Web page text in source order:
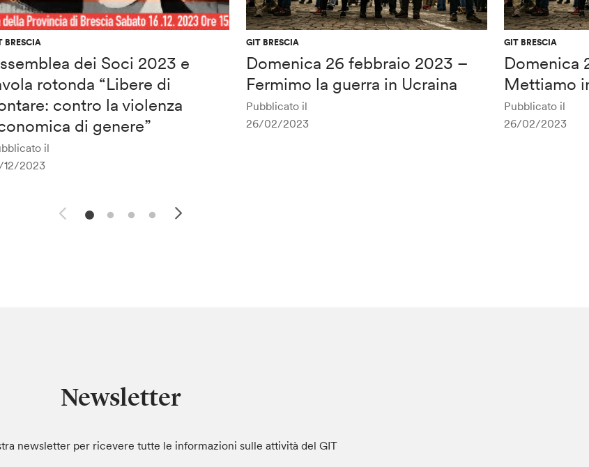
BRESCIA
dei Soci 2023 e
rotonda “Libere di
contro la violenza
di genere”
il
12/2023
GIT BRESCIA
Domenica 26 febbraio 2023 –
Fermimo la guerra in Ucraina
Pubblicato il
26/02/2023
GIT BRESCIA
Domenica
Mettiamo
Pubblicato il
26/02/2023
Newsletter
newsletter per ricevere tutte le informazioni sulle attività del GIT